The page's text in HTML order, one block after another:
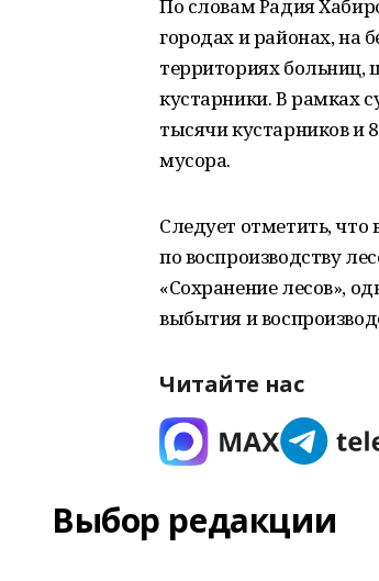
По словам Радия
городах и районах, на
территориях больниц,
кустарники. В рамках
тысячи кустарников и
мусора.
Следует отметить,
по воспроизводству
«Сохранение лесов»,
выбытия и
Читайте нас
Выбор редакции